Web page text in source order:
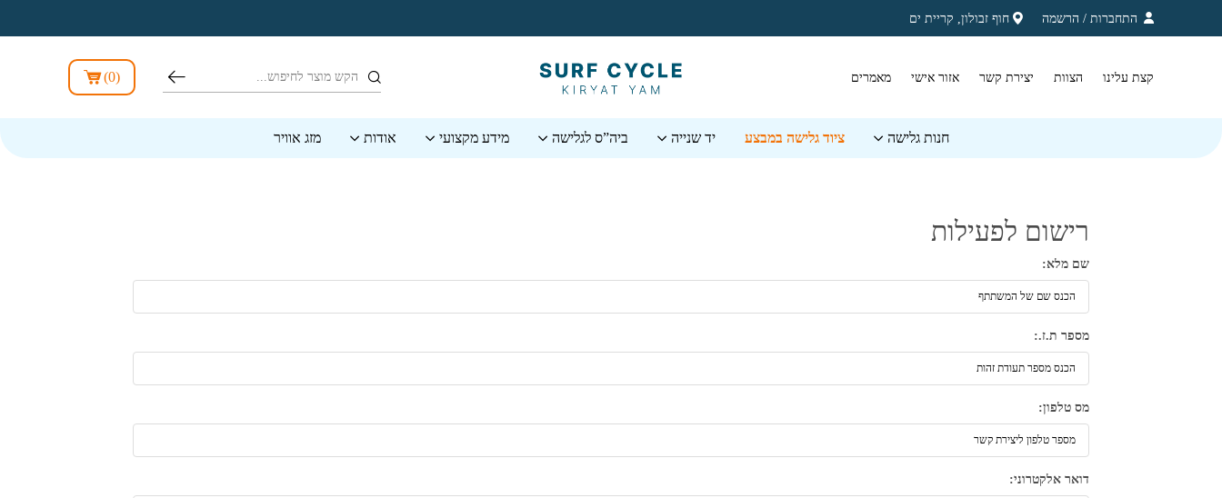
Skip to Content
התחברות / הרשמה חוף זבולון, קריית ים
חיפוש (
0
) קצת עלינו הצוות יצירת קשר אזור אישי מאמרים
חנות גלישה ציוד גלישה במבצע יד שנייה ביה”ס לגלישה מידע מקצועי אודות מזג אוויר
רישום לפעילות
שם מלא:
מספר ת.ז.:
מס טלפון:
דואר אלקטרוני: